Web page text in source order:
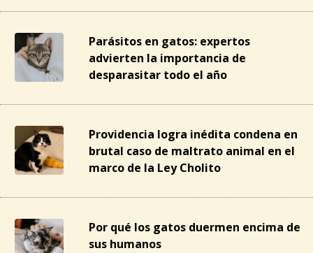
Parásitos en gatos: expertos
advierten la importancia de
desparasitar todo el año
Providencia logra inédita condena en
brutal caso de maltrato animal en el
marco de la Ley Cholito
Por qué los gatos duermen encima de
sus humanos